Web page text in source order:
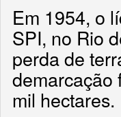
Em 1954, o
SPI, no Rio
perda de
demarcação
mil hectares.